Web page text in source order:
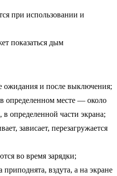
показаться дым
ожидания и после выключения;
определенном месте — около
определенной части экрана;
зависает, перезагружается
во время зарядки;
вздута, а на экране